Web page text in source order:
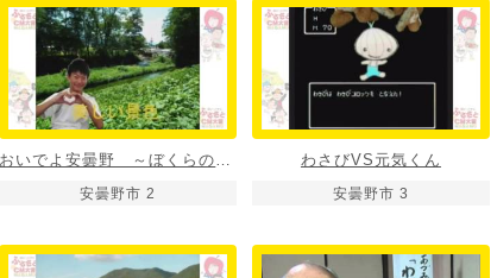
おいでよ安曇野 ～ぼくらのふるさと～
安曇野市 2
わさびVS元気くん
安曇野市 3